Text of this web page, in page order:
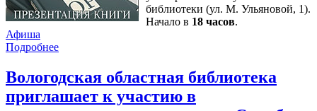
библиотеки (ул. М. Ульяновой, 1).
Начало в 18 часов.
Афиша
Подробнее
Вологодская областная библиотека
приглашает к участию в